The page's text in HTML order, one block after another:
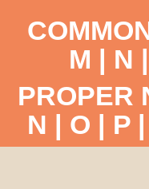
M | N |
PROPER
N | O | P|